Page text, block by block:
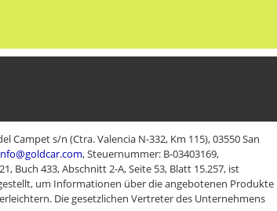
Campet s/n (Ctra. Valencia N-332, Km 115), 03550 San
, Steuernummer: B-03403169,
Buch 433, Abschnitt 2-A, Seite 53, Blatt 15.257, ist
um Informationen über die angebotenen Produkte
Die gesetzlichen Vertreter des Unternehmens